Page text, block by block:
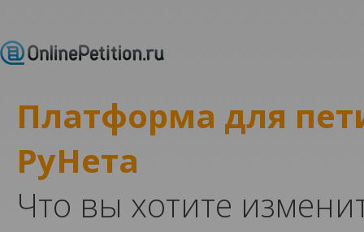
Платформа для
РуНета
Что вы хотите